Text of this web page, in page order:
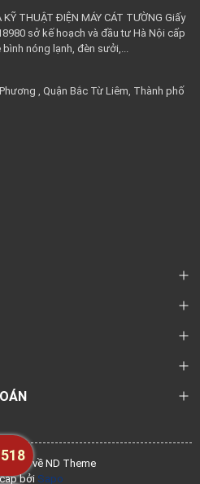
THUẬT ĐIỆN MÁY CÁT TƯỜNG Giấy
sở kế hoạch và đầu tư Hà Nội cấp
nóng lạnh, đèn sưởi,...
, Quận Bắc Từ Liêm, Thành phố
thuộc về ND Theme
bởi Sapo